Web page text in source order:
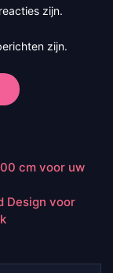
zijn.
zijn.
cm voor uw
Design voor